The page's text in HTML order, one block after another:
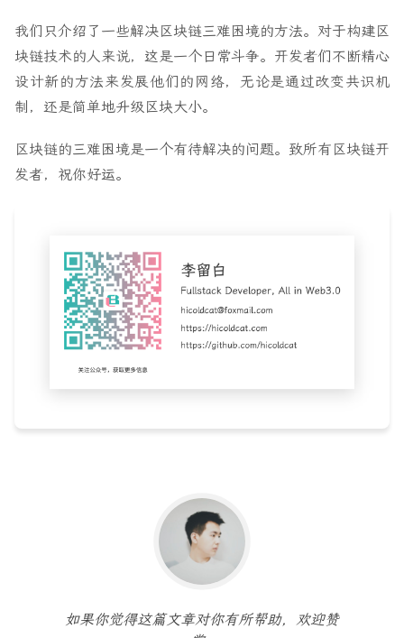
我们只介绍了一些解决区块链三难困境的方法。对于构建区
块链技术的人来说，这是一个日常斗争。开发者们不断精心
设计新的方法来发展他们的网络，无论是通过改变共识机
制，还是简单地升级区块大小。
区块链的三难困境是一个有待解决的问题。致所有区块链开
发者，祝你好运。
如果你觉得这篇文章对你有所帮助，欢迎赞